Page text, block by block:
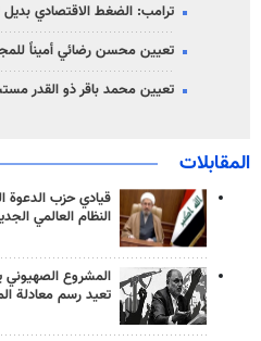
ترامب: الضغط الاقتصادي
تعيين محسن رضائي أميناً
تعيين محمد باقر ذو القدر
المقابلات
قيادي حزب الدعوة
النظام العالمي
المشروع الصهيوني
تعيد رسم معادلة